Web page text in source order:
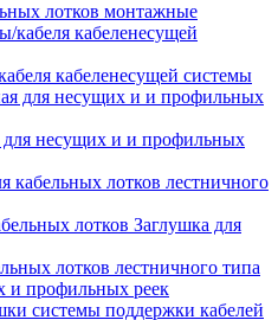
лотков монтажные
кабеленесущей системы
для несущих и и профильных
кабельных лотков лестничного
Заглушка для
лотков лестничного типа
и профильных реек